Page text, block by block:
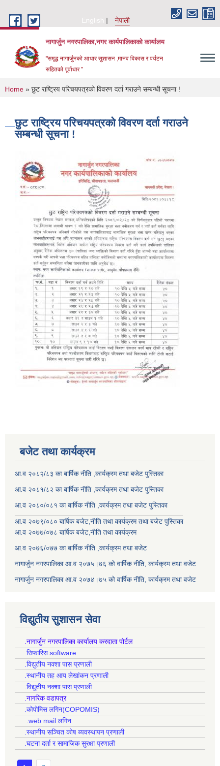
English
नेपाली
नागार्जुन नगरपालिका,नगर कार्यपालिकाको कार्यालय
"समृद्ध नागार्जुनको आधार सुशासन ,मानव विकास र पर्यटन
सहितको पूर्वाधार "
You are here
Home » छुट राष्ट्रिय परिचयपत्रको विवरण दर्ता गराउने सम्बन्धी सूचना !
छुट राष्ट्रिय परिचयपत्रको विवरण दर्ता गराउने
सम्बन्धी सूचना !
बजेट तथा कार्यक्रम
आ.व २०८२/८३ का बार्षिक नीति ,कार्यक्रम तथा बजेट पुस्तिका
आ.व २०८१/८२ का बार्षिक नीति ,कार्यक्रम तथा बजेट पुस्तिका
आ.व २०८०/०८१ का बार्षिक नीति ,कार्यक्रम तथा बजेट पुस्तिका
आ.व २०७९/०८० बार्षिक बजेट,नीति तथा कार्यक्रम तथा बजेट पुस्तिका
आ.व २०७७/०७८ बार्षिक बजेट,नीति तथा कार्यक्रम
आ.व २०७६/०७७ का बार्षिक नीति ,कार्यक्रम तथा बजेट
नागार्जुन नगरपालिका आ.व २०७५।७६ को वार्षिक नीति, कार्यक्रम तथा वजेट
नागार्जुन नगरपालिका आ.व २०७४।७५ को वार्षिक नीति, कार्यक्रम तथा वजेट
विद्युतीय सुशासन सेवा
.नागार्जुन नगरपालिका कार्यालय करदाता पोर्टल
.सिफारिस software
.विद्युतीय नक्शा पास प्रणाली
.स्थानीय तह आय लेखांकन प्रणाली
.विद्युतीय नक्शा पास प्रणाली
.नागरिक वडापत्र
.कोपोमिस लगिन(COPOMIS)
.web mail लगिन
.स्थानीय सञ्चित कोष ब्यवस्थापन प्रणाली
.घटना दर्ता र सामाजिक सुरक्षा प्रणाली